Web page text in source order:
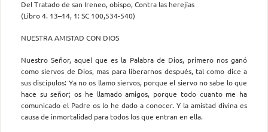
Del Tratado de san Ireneo, obispo, Contra las herejías
(Libro 4. 13–14, 1: SC 100,534-540)
NUESTRA AMISTAD CON DIOS
Nuestro Señor, aquel que es la Palabra de Dios, primero nos ganó
como siervos de Dios, mas para liberarnos después, tal como dice a
sus discípulos: Ya no os llamo siervos, porque el siervo no sabe lo que
hace su señor; os he llamado amigos, porque todo cuanto me ha
comunicado el Padre os lo he dado a conocer. Y la amistad divina es
causa de inmortalidad para todos los que entran en ella.